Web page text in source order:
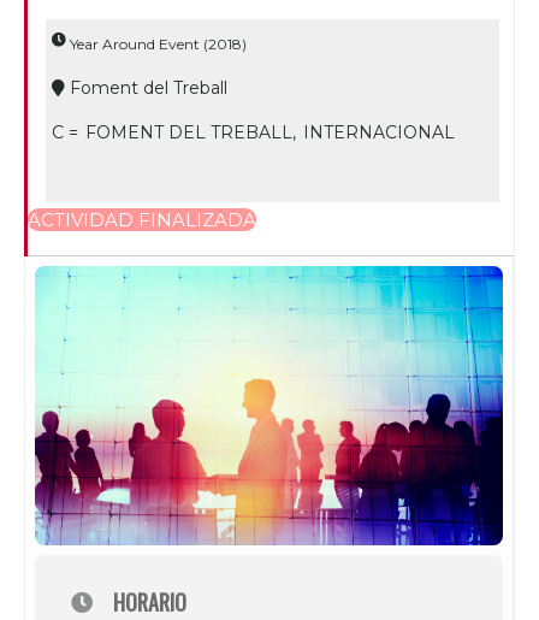
Year Around Event (2018)
Foment del Treball
C = FOMENT DEL TREBALL, INTERNACIONAL
ACTIVIDAD FINALIZADA
HORARIO